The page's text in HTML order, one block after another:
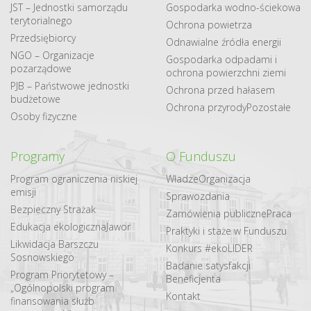
JST – Jednostki samorządu
terytorialnego
Przedsiębiorcy
NGO – Organizacje
pozarządowe
PJB – Państwowe jednostki
budżetowe
Osoby fizyczne
Gospodarka​ wodno​-ściekowa
Ochrona powietrza
Odnawialne​ źródła​ energii
Gospodarka odpadami i
ochrona powierzchni ziemi
Ochrona przed hałasem
Ochrona przyrodyPozostałe
Programy
Program ograniczenia niskiej
emisji
Bezpieczny Strażak
Edukacja ekologicznaJawor
Likwidacja Barszczu
Sosnowskiego
Program Priorytetowy –
„Ogólnopolski program
finansowania służb
O Funduszu
WładzeOrganizacja
Sprawozdania
Zamówienia publicznePraca
Praktyki i staże w Funduszu
Konkurs #ekoLIDER
Badanie satysfakcji
Beneficjenta
Kontakt